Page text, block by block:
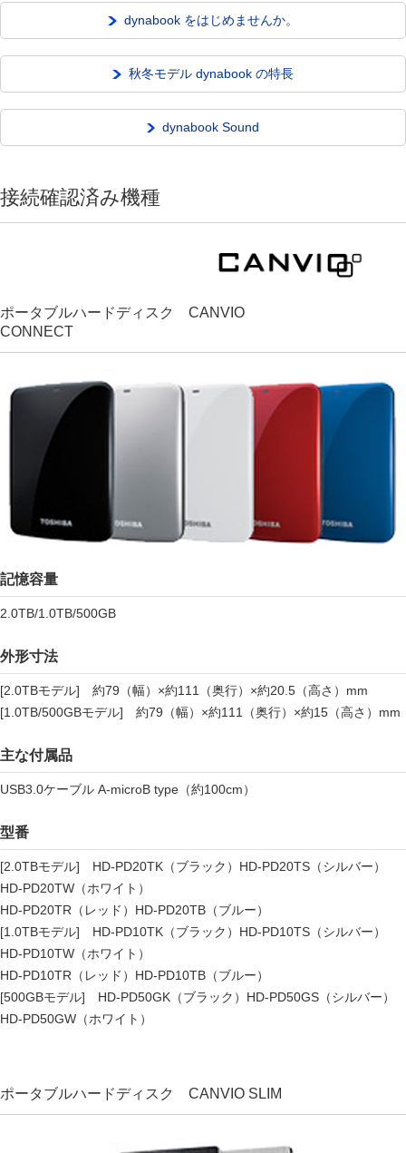
dynabook をはじめませんか。
秋冬モデル dynabook の特長
dynabook Sound
接続確認済み機種
ポータブルハードディスク CANVIO
CONNECT
記憶容量
2.0TB/1.0TB/500GB
外形寸法
[2.0TBモデル] 約79（幅）×約111（奥行）×約20.5（高さ）mm
[1.0TB/500GBモデル] 約79（幅）×約111（奥行）×約15（高さ）mm
主な付属品
USB3.0ケーブル A-microB type（約100cm）
型番
[2.0TBモデル] HD-PD20TK（ブラック）HD-PD20TS（シルバー）
HD-PD20TW（ホワイト）
HD-PD20TR（レッド）HD-PD20TB（ブルー）
[1.0TBモデル] HD-PD10TK（ブラック）HD-PD10TS（シルバー）
HD-PD10TW（ホワイト）
HD-PD10TR（レッド）HD-PD10TB（ブルー）
[500GBモデル] HD-PD50GK（ブラック）HD-PD50GS（シルバー）
HD-PD50GW（ホワイト）
ポータブルハードディスク CANVIO SLIM